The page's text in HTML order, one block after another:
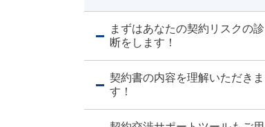
まずはあなたの契約リスクの診
断をします！
契約書の内容を理解いただきま
す！